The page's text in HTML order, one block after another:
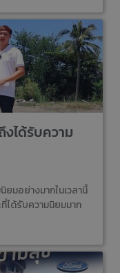
งได้รับความ
ยมอย่างมากในเวลานี้
ได้รับความนิยมมาก